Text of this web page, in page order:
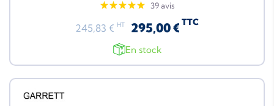
39 avis
245,83 € HT 295,00 € TTC
En stock